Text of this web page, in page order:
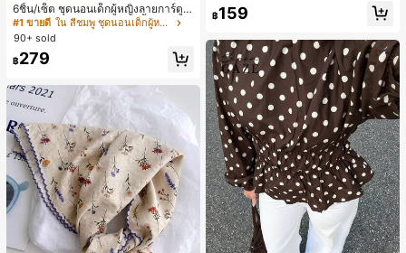
6ชิ้น/เซ็ต ชุดนอนเด็กผู้หญิงลายการ์ตูน
หมีและดอกไม้ คอกลม แขนสั้น กางเกง
ขาสั้น ขอบระบาย สวมใส่สบาย
#1 ขายดี
ใน สีชมพู ชุดนอนเด็กผู้หญิง
90+ sold
฿279
฿159